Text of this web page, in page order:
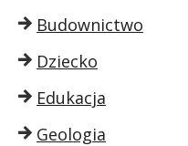
Budownictwo
Dziecko
Edukacja
Geologia